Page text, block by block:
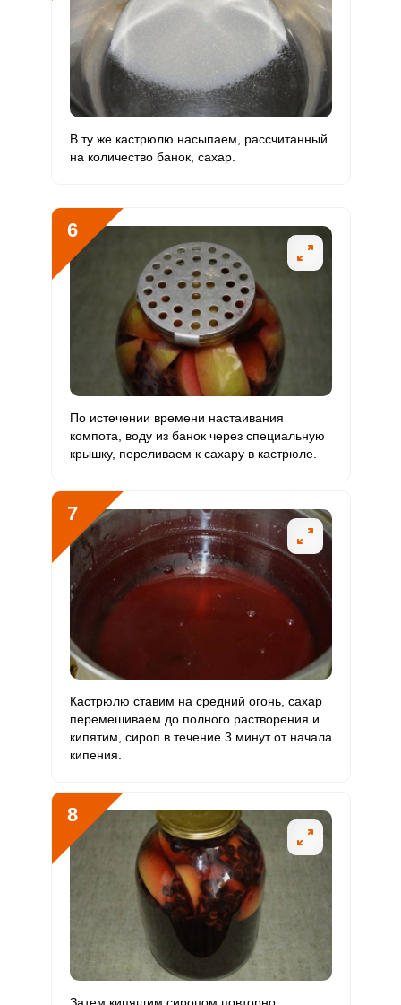
Молибден 28.6
В ту же кастрюлю насыпаем, рассчитанный
на количество банок, сахар.
6
По истечении времени настаивания
компота, воду из банок через специальную
крышку, переливаем к сахару в кастрюле.
7
Кастрюлю ставим на средний огонь, сахар
перемешиваем до полного растворения и
кипятим, сироп в течение 3 минут от начала
кипения.
8